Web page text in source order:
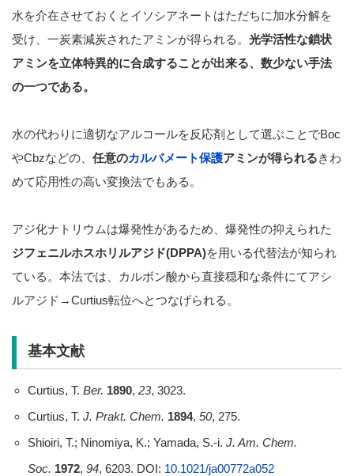
水を介在させておくとイソシアネートはただちに加水分解を
受け、一炭素減炭されたアミンが得られる。 光学活性な鎖状
アミンを立体特異的に合成することが出来る、数少ない手法
の一つである。
水の代わりに適切なアルコールを反応剤として選ぶことでBoc
やCbzなどの、 任意のカルバメート保護アミンが得られるきわ
めて応用性の高い変換法でもある。
アジ化ナトリウムは爆発性があるため、爆発性の抑えられた
ジフェニルホスホリルアジド(DPPA)を用いる代替法が知られ
ている。本法では、カルボン酸から直接穏和な条件にてアシ
ルアジド→Curtius転位へとつなげられる。
基本文献
Curtius, T. Ber. 1890, 23, 3023.
Curtius, T. J. Prakt. Chem. 1894, 50, 275.
Shioiri, T.; Ninomiya, K.; Yamada, S.-i. J. Am. Chem.
Soc. 1972, 94, 6203. DOI: 10.1021/ja00772a052